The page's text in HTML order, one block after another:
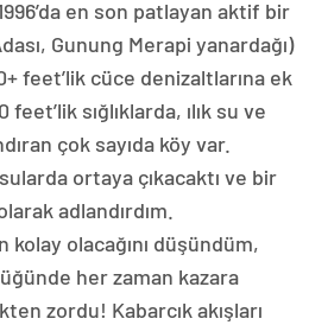
en son patlayan aktif bir
Gunung Merapi yanardağı)
feet’lik cüce denizaltlarına ek
sığlıklarda, ılık su ve
çok sayıda köy var.
ortaya çıkacaktı ve bir
adlandırdım.
kolay olacağını düşündüm,
her zaman kazara
zordu! Kabarcık akışları